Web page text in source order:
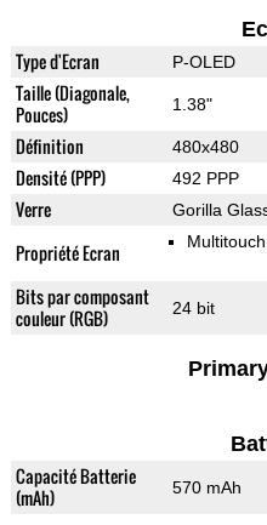
Type d'Ecran P-OLED
Taille (Diagonale,
Pouces)
1.38"
Définition 480x480
Densité (PPP) 492 PPP
Verre Gorilla
Propriété Ecran Multitouch
Bits par composant
couleur (RGB)
24 bit
Capacité Batterie
(mAh)
570 mAh